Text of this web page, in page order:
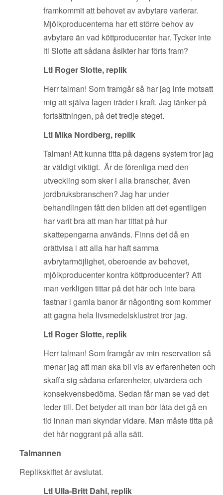
framkommit att behovet av avbytare varierar.
Mjölkproducenterna har ett större behov av
avbytare än vad köttproducenter har. Tycker inte
ltl Slotte att sådana åsikter har förts fram?
Ltl Roger Slotte, replik
Herr talman! Som framgår så har jag inte motsatt
mig att själva lagen träder i kraft. Jag tänker på
fortsättningen, på det tredje steget.
Ltl Mika Nordberg, replik
Talman! Att kunna titta på dagens system tror jag
är väldigt viktigt. Är de förenliga med den
utveckling som sker i alla branscher, även
jordbruksbranschen? Jag har under
behandlingen fått den bilden att det egentligen
har varit bra att man har tittat på hur
skattepengarna används. Finns det då en
orättvisa i att alla har haft samma
avbrytarmöjlighet, oberoende av behovet,
mjölkproducenter kontra köttproducenter? Att
man verkligen tittar på det här och inte bara
fastnar i gamla banor är någonting som kommer
att gagna hela livsmedelsklustret tror jag.
Ltl Roger Slotte, replik
Herr talman! Som framgår av min reservation så
menar jag att man ska bli vis av erfarenheten och
skaffa sig sådana erfarenheter, utvärdera och
konsekvensbedöma. Sedan får man se vad det
leder till. Det betyder att man bör låta det gå en
tid innan man skyndar vidare. Man måste titta på
det här noggrant på alla sätt.
Talmannen
Replikskiftet är avslutat.
Ltl Ulla-Britt Dahl, replik